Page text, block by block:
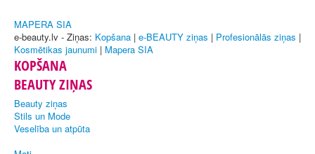
MAPERA SIA
e-beauty.lv - Ziņas: Kopšana | e-BEAUTY ziņas | Profesionālās ziņas |
Kosmētikas jaunumi | Mapera SIA
KOPŠANA
BEAUTY ZIŅAS
Beauty ziņas
Stils un Mode
Veselība un atpūta